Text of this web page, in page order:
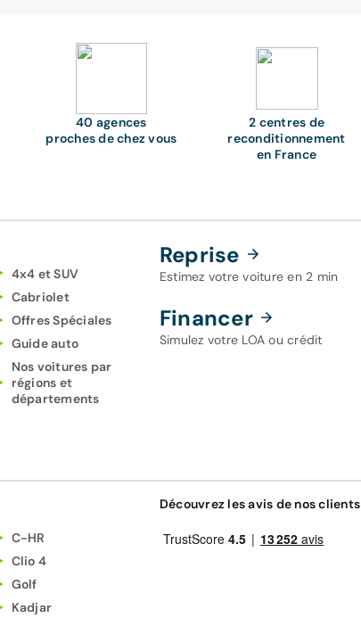
40 agences
proches de chez vous
2 centres de
reconditionnement
en France
4x4 et SUV
Cabriolet
Offres Spéciales
Guide auto
Nos voitures par
régions et
départements
Reprise
Estimez votre voiture en 2 min
Financer
Simulez votre LOA ou crédit
C-HR
Clio 4
Golf
Kadjar
Découvrez les avis de nos clients